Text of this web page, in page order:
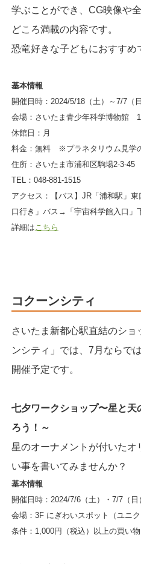
学ぶことができ、CG映像や
どころ満載の内容です。
恐竜好きな子どもにおすすめ
基本情報
開催日時：2024/5/18（土）～7/7（
会場：さいたま青少年科学博物館
休館日：月
料金：無料 ※プラネタリウム見学
住所：さいたま市浦和区駒場2-3-45
TEL：048-881-1515
アクセス：【バス】JR「浦和駅」
口行き」バス→「宇宙科学館入口
詳細はこちら
コクーンシティ
さいたま新都心駅直結のシ
ンシティ」では、7月ならで
開催予定です。
七夕ワークショップ〜星と天
ろう！～
星のオーナメントが付いたオ
い事を書いてみませんか？
基本情報
開催日時：2024/7/6（土）・7/7（
会場：3F にぎわいスポット（ユニク
条件：1,000円（税込）以上の買い